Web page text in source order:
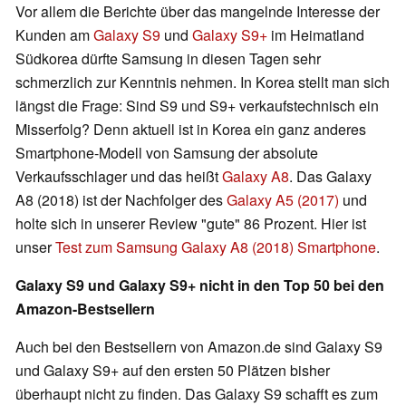
Vor allem die Berichte über das mangelnde Interesse der
Kunden amGalaxy S9 und Galaxy S9+ im Heimatland
Südkorea dürfte Samsung in diesen Tagen sehr
schmerzlich zur Kenntnis nehmen. In Korea stellt man sich
längst die Frage: Sind S9 und S9+ verkaufstechnisch ein
Misserfolg? Denn aktuell ist in Korea ein ganz anderes
Smartphone-Modell von Samsung der absolute
Verkaufsschlager und das heißtGalaxy A8. Das Galaxy
A8 (2018) ist der Nachfolger desGalaxy A5 (2017) und
holte sich in unserer Review "gute" 86 Prozent. Hier ist
unserTest zum Samsung Galaxy A8 (2018) Smartphone.
Galaxy S9 und Galaxy S9+ nicht in den Top 50 bei den
Amazon-Bestsellern
Auch bei den Bestsellern von Amazon.de sind Galaxy S9
und Galaxy S9+ auf den ersten 50 Plätzen bisher
überhaupt nicht zu finden. Das Galaxy S9 schafft es zum